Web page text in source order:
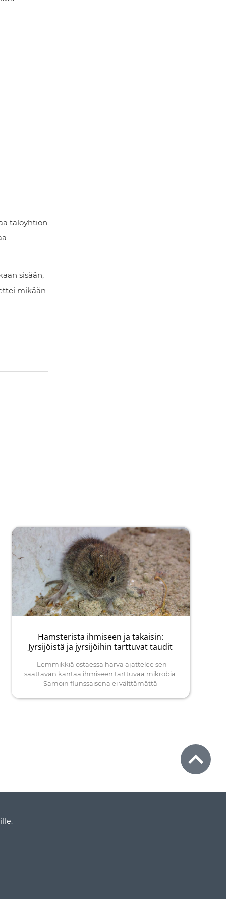
taloyhtiön
sisään,
mikään
Hamsterista ihmiseen ja takaisin:
Jyrsijöistä ja jyrsijöihin tarttuvat taudit
Lemmikkiä ostaessa harva ajattelee sen
saattavan kantaa ihmiseen tarttuvaa mikrobia.
Samoin flunssaisena ei välttämättä